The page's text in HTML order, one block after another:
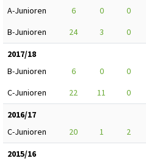
A-Junioren
6 0 0
B-Junioren
24 3 0
2017/18
B-Junioren
6 0 0
C-Junioren
22 11 0
2016/17
C-Junioren
20 1 2
2015/16